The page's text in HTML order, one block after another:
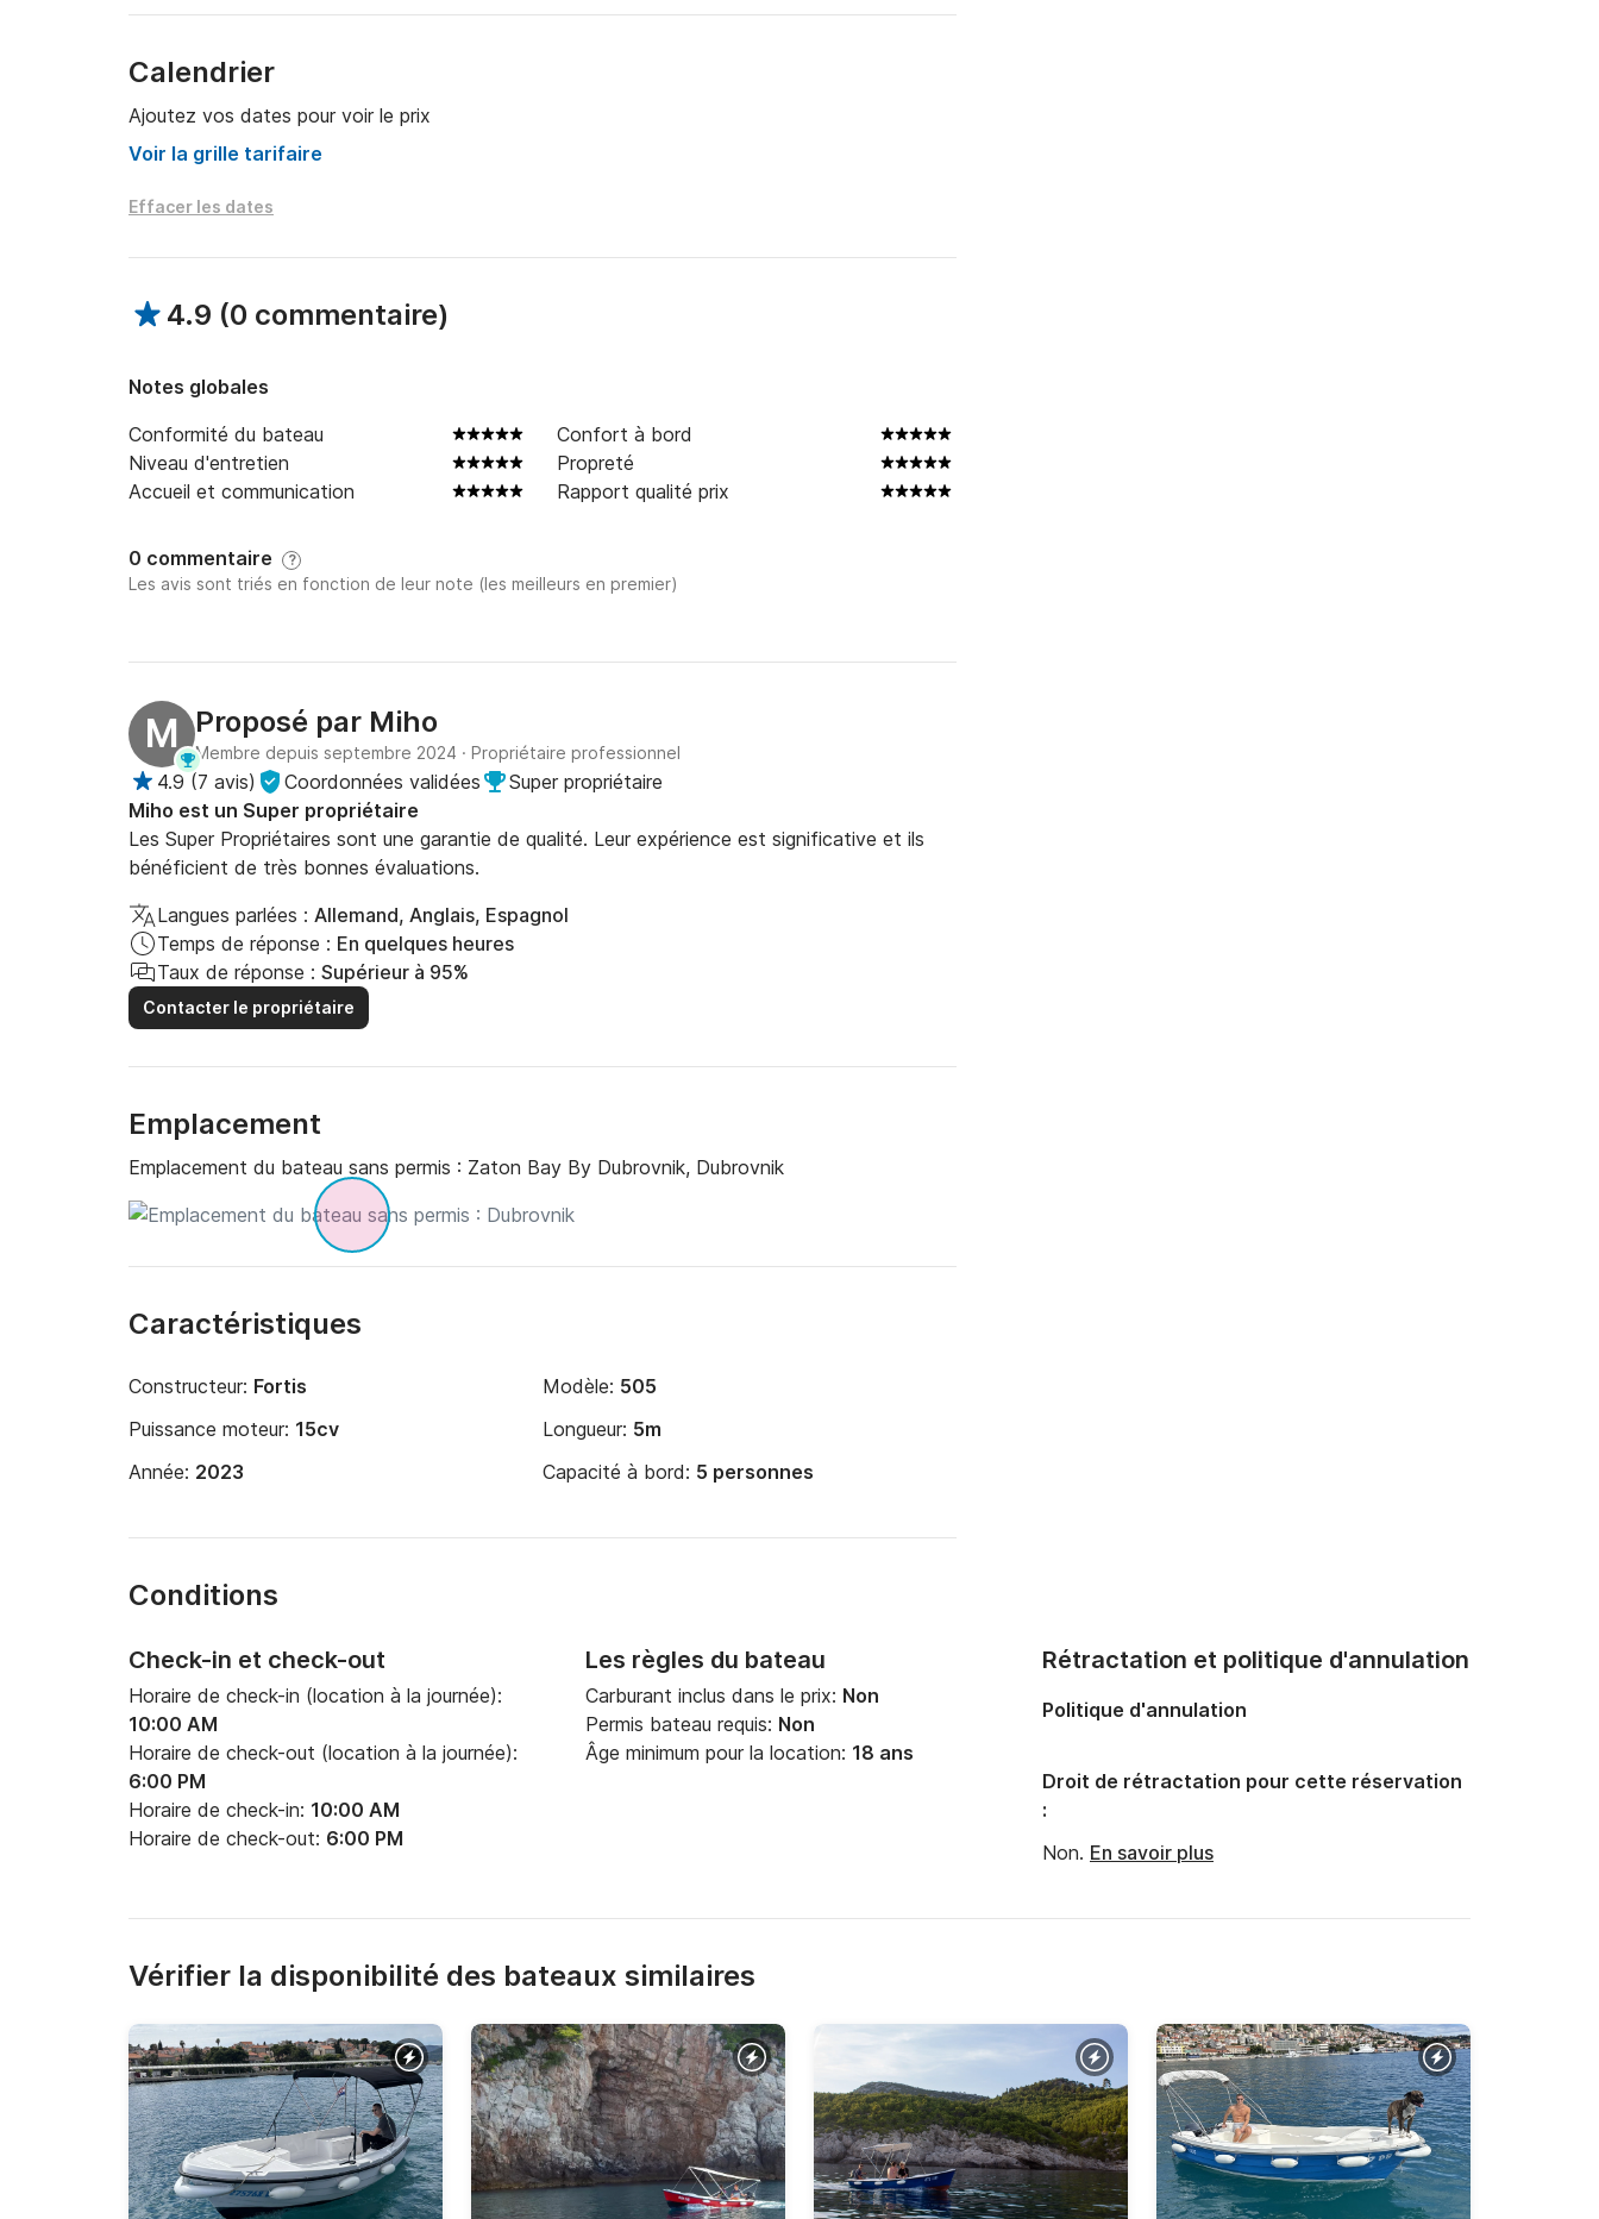
Calendrier
Ajoutez vos dates pour voir le prix
Voir la grille tarifaire
Effacer les dates
4.9 (0 commentaire)
Notes globales
Conformité du bateau
Confort à bord
Niveau d'entretien
Propreté
Accueil et communication
Rapport qualité prix
0 commentaire ?
Les avis sont triés en fonction de leur note (les meilleurs en premier)
M Proposé par Miho
Membre depuis septembre 2024 · Propriétaire professionnel
4.9 (7 avis) Coordonnées validées
Super propriétaire
Miho est un Super propriétaire
Les Super Propriétaires sont une garantie de qualité. Leur expérience est significative et ils
bénéficient de très bonnes évaluations.
Langues parlées : Allemand, Anglais, Espagnol
Temps de réponse : En quelques heures
Taux de réponse : Supérieur à 95%
Contacter le propriétaire
Emplacement
Emplacement du bateau sans permis : Zaton Bay By Dubrovnik, Dubrovnik
Caractéristiques
Constructeur: Fortis Modèle: 505
Puissance moteur: 15cv Longueur: 5m
Année: 2023 Capacité à bord: 5 personnes
Conditions
Check-in et check-out
Horaire de check-in (location à la journée):
10:00 AM
Horaire de check-out (location à la journée):
6:00 PM
Horaire de check-in: 10:00 AM
Horaire de check-out: 6:00 PM
Les règles du bateau
Carburant inclus dans le prix: Non
Permis bateau requis: Non
Âge minimum pour la location: 18 ans
Rétractation et politique d'annulation
Politique d'annulation
Droit de rétractation pour cette réservation
:
Non. En savoir plus
Vérifier la disponibilité des bateaux similaires